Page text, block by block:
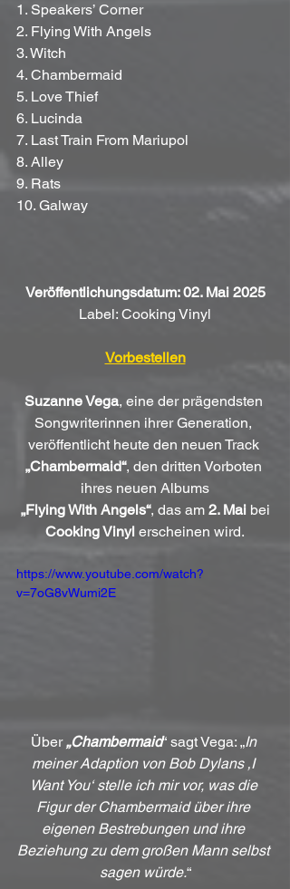
1. Speakers’ Corner
2. Flying With Angels
3. Witch
4. Chambermaid
5. Love Thief
6. Lucinda
7. Last Train From Mariupol
8. Alley
9. Rats
10. Galway
Veröffentlichungsdatum: 02. Mai 2025
Label: Cooking Vinyl
Vorbestellen
Suzanne Vega, eine der prägendsten
Songwriterinnen ihrer Generation,
veröffentlicht heute den neuen Track
„Chambermaid“, den dritten Vorboten
ihres neuen Albums
„Flying With Angels“, das am 2. Mai bei
Cooking Vinyl erscheinen wird.
https://www.youtube.com/watch?
v=7oG8vWumi2E
Über „Chambermaid“ sagt Vega: „In
meiner Adaption von Bob Dylans ‚I
Want You‘ stelle ich mir vor, was die
Figur der Chambermaid über ihre
eigenen Bestrebungen und ihre
Beziehung zu dem großen Mann selbst
sagen würde.“